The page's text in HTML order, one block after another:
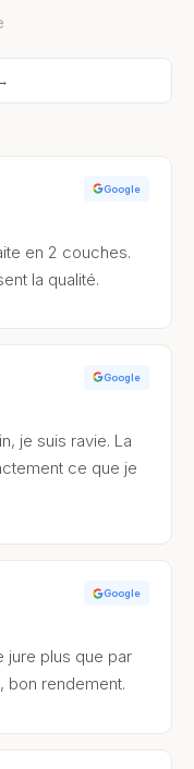
Google
en 2 couches.
la qualité.
Google
je suis ravie. La
ce que je
Google
jure plus que par
bon rendement.